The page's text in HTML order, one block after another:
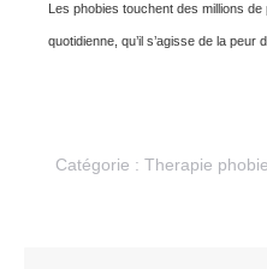
Les phobies touchent des millions
quotidienne, qu’il s’agisse de la peur
Catégorie : Therapie phobie